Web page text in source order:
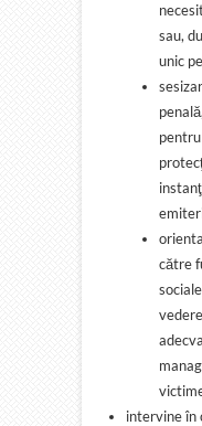
sau,
unic
către
intervine în